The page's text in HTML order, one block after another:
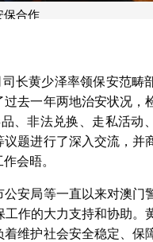
保合作
长黄少泽率领保安范畴
去一年两地治安状况，
、非法兑换、走私活动
题进行了深入交流，并
会晤。
安局等一直以来对澳门
作的大力支持和协助。
维护社会安全稳定、保